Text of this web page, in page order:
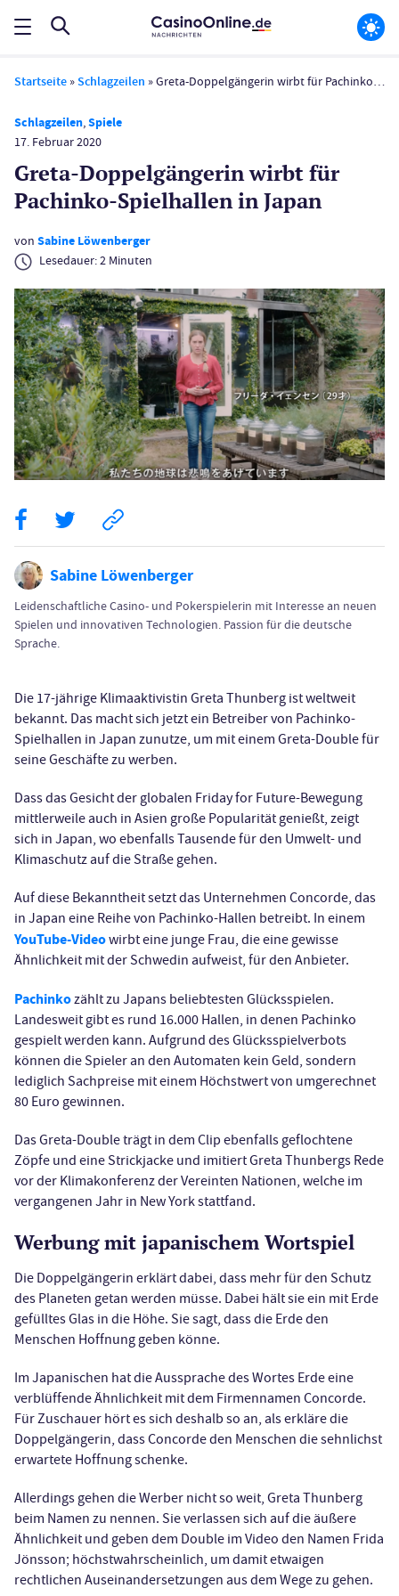
Startseite »Schlagzeilen »Greta-Doppelgängerin wirbt für Pachinko-Spielhallen in Japan
Schlagzeilen,Spiele
17. Februar 2020
Greta-Doppelgängerin wirbt für
Pachinko-Spielhallen in Japan
von Sabine Löwenberger
Lesedauer:2 Minuten
Sabine Löwenberger
Leidenschaftliche Casino- und Pokerspielerin mit Interesse an neuen
Spielen und innovativen Technologien. Passion für die deutsche
Sprache.
Die 17-jährige Klimaaktivistin Greta Thunberg ist weltweit
bekannt. Das macht sich jetzt ein Betreiber von Pachinko-
Spielhallen in Japan zunutze, um mit einem Greta-Double für
seine Geschäfte zu werben.
Dass das Gesicht der globalen Friday for Future-Bewegung
mittlerweile auch in Asien große Popularität genießt, zeigt
sich in Japan, wo ebenfalls Tausende für den Umwelt- und
Klimaschutz auf die Straße gehen.
Auf diese Bekanntheit setzt das Unternehmen Concorde, das
in Japan eine Reihe von Pachinko-Hallen betreibt. In einem
YouTube-Videowirbt eine junge Frau, die eine gewisse
Ähnlichkeit mit der Schwedin aufweist, für den Anbieter.
Pachinkozählt zu Japans beliebtesten Glücksspielen.
Landesweit gibt es rund 16.000 Hallen, in denen Pachinko
gespielt werden kann. Aufgrund des Glücksspielverbots
können die Spieler an den Automaten kein Geld, sondern
lediglich Sachpreise mit einem Höchstwert von umgerechnet
80 Euro gewinnen.
Das Greta-Double trägt in dem Clip ebenfalls geflochtene
Zöpfe und eine Strickjacke und imitiert Greta Thunbergs Rede
vor der Klimakonferenz der Vereinten Nationen, welche im
vergangenen Jahr in New York stattfand.
Werbung mit japanischem Wortspiel
Die Doppelgängerin erklärt dabei, dass mehr für den Schutz
des Planeten getan werden müsse. Dabei hält sie ein mit Erde
gefülltes Glas in die Höhe. Sie sagt, dass die Erde den
Menschen Hoffnung geben könne.
Im Japanischen hat die Aussprache des Wortes Erde eine
verblüffende Ähnlichkeit mit dem Firmennamen Concorde.
Für Zuschauer hört es sich deshalb so an, als erkläre die
Doppelgängerin, dass Concorde den Menschen die sehnlichst
erwartete Hoffnung schenke.
Allerdings gehen die Werber nicht so weit, Greta Thunberg
beim Namen zu nennen. Sie verlassen sich auf die äußere
Ähnlichkeit und geben dem Double im Video den Namen Frida
Jönsson; höchstwahrscheinlich, um damit etwaigen
rechtlichen Auseinandersetzungen aus dem Wege zu gehen.